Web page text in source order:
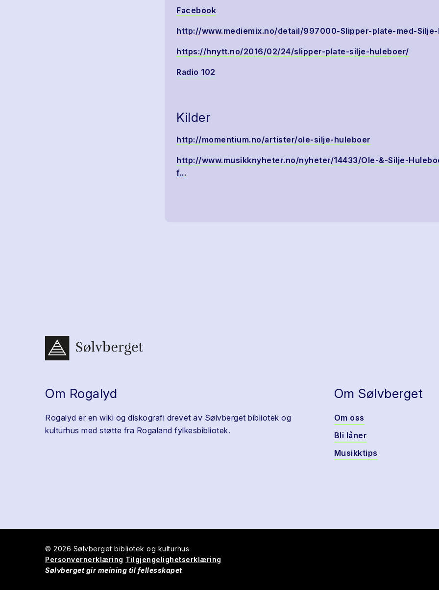
Facebook
http://www.mediemix.no/detail/997000-Slipper-plate-med-
https://hnytt.no/2016/02/24/slipper-plate-silje-huleboer/
Radio 102
Kilder
http://momentium.no/artister/ole-silje-huleboer
http://www.musikknyheter.no/nyheter/14433/Ole-&-Silje-
f...
Om Rogalyd
Rogalyd er en wiki og diskografi drevet av Sølvberget bibliotek og
kulturhus med støtte fra Rogaland fylkesbibliotek.
Om Sølvberget
Om oss
Bli låner
Musikktips
© 2026 Sølvberget bibliotek og kulturhus
Personvernerklæring Tilgjengelighetserklæring
Sølvberget gir meining til fellesskapet